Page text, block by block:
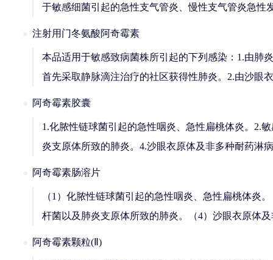
于敏感细菌引起的急性支气管炎、慢性支气管炎急性
注射用门冬氨酸阿奇霉素
本品适用于敏感致病菌株所引起的下列感染：1.由肺
首先采取静脉滴注治疗的社区获得性肺炎。2.由沙眼
阿奇霉素胶囊
1.化脓性链球菌引起的急性咽炎、急性扁桃体炎。2.
炎支原体所致的肺炎。4.沙眼衣原体及非多种耐药淋
阿奇霉素肠溶片
（1）化脓性链球菌引起的急性咽炎、急性扁桃体炎
杆菌以及肺炎支原体所致的肺炎。（4）沙眼衣原体
阿奇霉素颗粒(Ⅱ)